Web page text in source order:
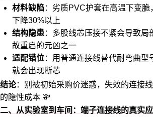
材料缺陷：劣质PVC护套在高温下变
下降30%以上
结构隐患 ：多股线芯压接不紧会导致局
故重启的元凶之一
适配错位：用普通连接线替代耐弯曲型
就会出现断芯
结论：别被初始采购价迷惑，失效的连接
的隐性成本 💸
二、从实验室到车间：端子连接线的真实